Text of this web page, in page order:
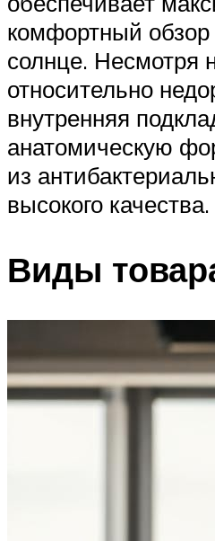
комфортный обзор
солнце. Несмотря
относительно
внутренняя
анатомическую
из
высокого качества.
Виды